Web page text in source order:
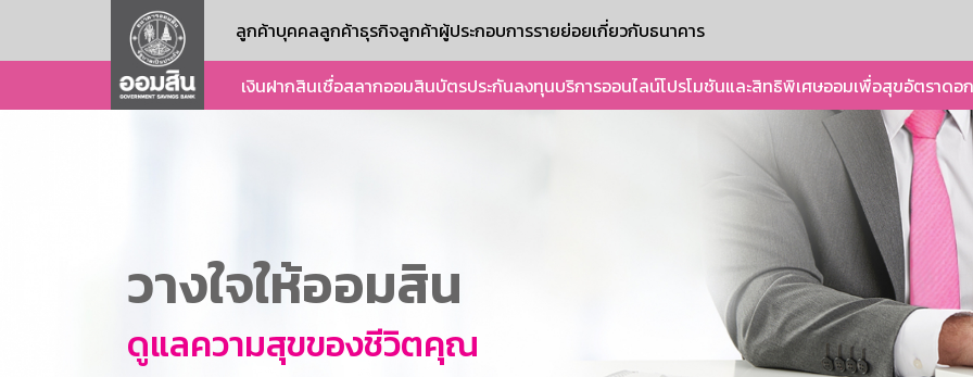
ลูกค้าบุคคลลูกค้าธุรกิจลูกค้าผู้ประกอบการรายย่อยเกี่ยวกับธนาคาร
เงินฝากสินเชื่อสลากออมสินบัตรประกันลงทุนบริการออนไลน์โปรโมชันและสิทธิพิเศษออมเพื่อสุขอัตราดอ
วางใจให้ออมสิน
ดูแลความสุขของชีวิตคุณ